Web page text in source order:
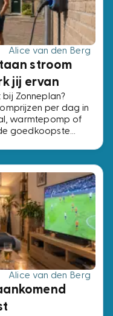
Alice van den Berg
stroom
jij ervan
Zonneplan?
per dag in
warmtepomp of
goedkoopste
Alice van den Berg